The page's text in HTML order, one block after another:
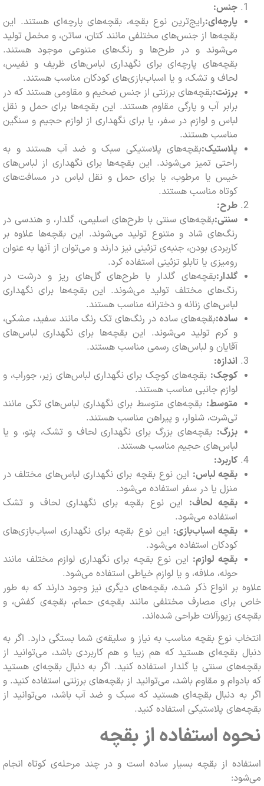
جنس:
پارچه‌ای:رایج‌ترین نوع بقچه، بقچه‌های پارچه‌ای هستند. این
بقچه‌ها از جنس‌های مختلفی مانند کتان، ساتن، و مخمل تولید
می‌شوند و در طرح‌ها و رنگ‌های متنوعی موجود هستند.
بقچه‌های پارچه‌ای برای نگهداری لباس‌های ظریف و نفیس،
لحاف و تشک، و یا اسباب‌بازی‌های کودکان مناسب هستند.
برزنت:بقچه‌های برزنتی از جنس ضخیم و مقاومی هستند که در
برابر آب و پارگی مقاوم هستند. این بقچه‌ها برای حمل و نقل
لباس و لوازم در سفر، یا برای نگهداری از لوازم حجیم و سنگین
مناسب هستند.
پلاستیک:بقچه‌های پلاستیکی سبک و ضد آب هستند و به
راحتی تمیز می‌شوند. این بقچه‌ها برای نگهداری از لباس‌های
خیس یا مرطوب، یا برای حمل و نقل لباس در مسافت‌های
کوتاه مناسب هستند.
طرح:
سنتی:بقچه‌های سنتی با طرح‌های اسلیمی، گلدار، و هندسی در
رنگ‌های شاد و متنوع تولید می‌شوند. این بقچه‌ها علاوه بر
کاربردی بودن، جنبه‌ی تزئینی نیز دارند و می‌توان از آنها به عنوان
رومیزی یا تابلو تزئینی استفاده کرد.
گلدار:بقچه‌های گلدار با طرح‌های گل‌های ریز و درشت در
رنگ‌های مختلف تولید می‌شوند. این بقچه‌ها برای نگهداری
لباس‌های زنانه و دخترانه مناسب هستند.
ساده:بقچه‌های ساده در رنگ‌های تک رنگ مانند سفید، مشکی،
و کرم تولید می‌شوند. این بقچه‌ها برای نگهداری لباس‌های
آقایان و لباس‌های رسمی مناسب هستند.
اندازه:
کوچک:بقچه‌های کوچک برای نگهداری لباس‌های زیر، جوراب، و
لوازم جانبی مناسب هستند.
متوسط:بقچه‌های متوسط برای نگهداری لباس‌های تکی مانند
تی‌شرت، شلوار، و پیراهن مناسب هستند.
بزرگ: بقچه‌های بزرگ برای نگهداری لحاف و تشک، پتو، و یا
لباس‌های حجیم مناسب هستند.
کاربرد:
بقچه لباس:این نوع بقچه برای نگهداری لباس‌های مختلف در
منزل یا در سفر استفاده می‌شود.
بقچه لحاف:این نوع بقچه برای نگهداری لحاف و تشک
استفاده می‌شود.
بقچه اسباب‌بازی:این نوع بقچه برای نگهداری اسباب‌بازی‌های
کودکان استفاده می‌شود.
بقچه لوازم:این نوع بقچه برای نگهداری لوازم مختلف مانند
حوله، ملافه، و یا لوازم خیاطی استفاده می‌شود.
بر انواع ذکر شده، بقچه‌های دیگری نیز وجود دارند که به طور
مصارف مختلفی مانند بقچه‌ی حمام، بقچه‌ی کفش، و
زیورآلات طراحی شده‌اند.
نوع بقچه مناسب به نیاز و سلیقه‌ی شما بستگی دارد. اگر به
بقچه‌ای هستید که هم زیبا و هم کاربردی باشد، می‌توانید از
سنتی یا گلدار استفاده کنید. اگر به دنبال بقچه‌ای هستید
و مقاوم باشد، می‌توانید از بقچه‌های برزنتی استفاده کنید. و
دنبال بقچه‌ای هستید که سبک و ضد آب باشد، می‌توانید از
پلاستیکی استفاده کنید.
استفاده از بقچه
از بقچه بسیار ساده است و در چند مرحله‌ی کوتاه انجام